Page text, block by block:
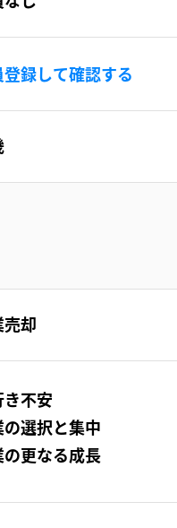
登録して確認する
売却
き不安
の選択と集中
の更なる成長